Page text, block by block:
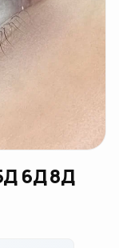
6Д 8Д